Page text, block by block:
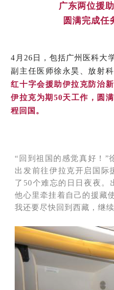
广东两位援
圆满完成任
4月26日，包括广州医科大
副主任医师徐永昊、放射
红十字会援助伊拉克防治
伊拉克为期50天工作，圆
程回国。
“回到祖国的感觉真好！”
出发前往伊拉克开启国际
了50个难忘的日日夜夜。
他心里牵挂着自己的援藏
我还要尽快回到西藏，继